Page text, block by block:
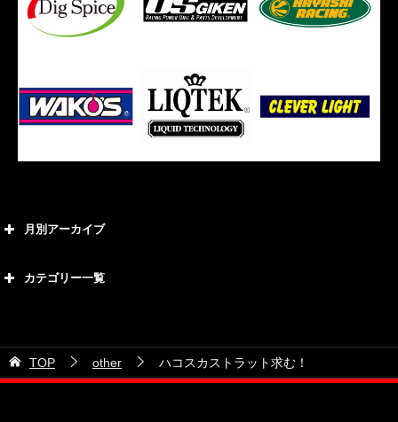
月別アーカイブ
2026年5月
2026年4月
カテゴリー一覧
21号車
28号車
TOP other ハコスカストラット求む！